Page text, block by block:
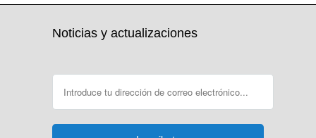
Noticias y actualizaciones